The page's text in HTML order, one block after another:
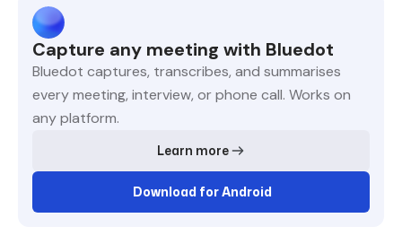
Capture any meeting with Bluedot
Bluedot captures, transcribes, and summarises
every meeting, interview, or phone call. Works on
any platform.
Learn more
Download for Android